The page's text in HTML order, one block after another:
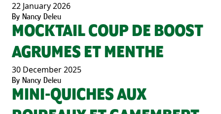
22 January 2026
By Nancy Deleu
MOCKTAIL COUP DE BOOST
AGRUMES ET MENTHE
30 December 2025
By Nancy Deleu
MINI-QUICHES AUX